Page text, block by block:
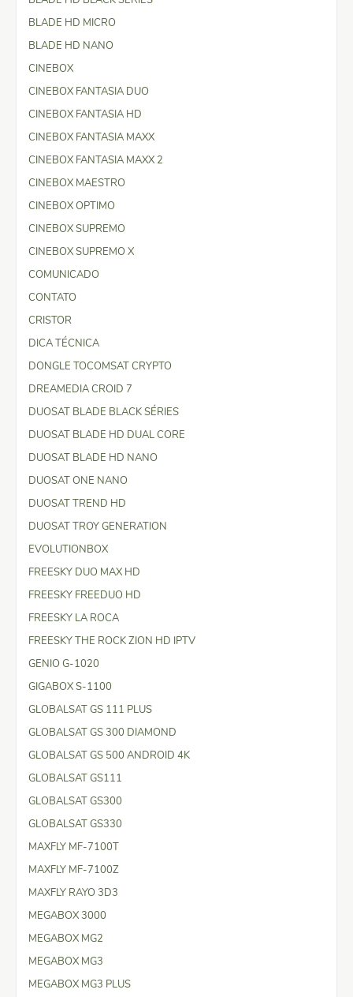
BLADE HD MICRO
BLADE HD NANO
CINEBOX
CINEBOX FANTASIA DUO
CINEBOX FANTASIA HD
CINEBOX FANTASIA MAXX
CINEBOX FANTASIA MAXX 2
CINEBOX MAESTRO
CINEBOX OPTIMO
CINEBOX SUPREMO
CINEBOX SUPREMO X
COMUNICADO
CONTATO
CRISTOR
DICA TÉCNICA
DONGLE TOCOMSAT CRYPTO
DREAMEDIA CROID 7
DUOSAT BLADE BLACK SÉRIES
DUOSAT BLADE HD DUAL CORE
DUOSAT BLADE HD NANO
DUOSAT ONE NANO
DUOSAT TREND HD
DUOSAT TROY GENERATION
EVOLUTIONBOX
FREESKY DUO MAX HD
FREESKY FREEDUO HD
FREESKY LA ROCA
FREESKY THE ROCK ZION HD IPTV
GENIO G-1020
GIGABOX S-1100
GLOBALSAT GS 111 PLUS
GLOBALSAT GS 300 DIAMOND
GLOBALSAT GS 500 ANDROID 4K
GLOBALSAT GS111
GLOBALSAT GS300
GLOBALSAT GS330
MAXFLY MF-7100T
MAXFLY MF-7100Z
MAXFLY RAYO 3D3
MEGABOX 3000
MEGABOX MG2
MEGABOX MG3
MEGABOX MG3 PLUS